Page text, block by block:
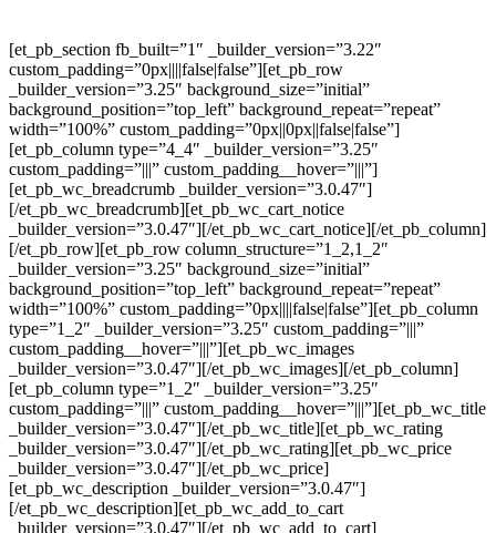
[et_pb_section fb_built=”1″ _builder_version=”3.22″
custom_padding=”0px||||false|false”][et_pb_row
_builder_version=”3.25″ background_size=”initial”
background_position=”top_left” background_repeat=”repeat”
width=”100%” custom_padding=”0px||0px||false|false”]
[et_pb_column type=”4_4″ _builder_version=”3.25″
custom_padding=”|||” custom_padding__hover=”|||”]
[et_pb_wc_breadcrumb _builder_version=”3.0.47″]
[/et_pb_wc_breadcrumb][et_pb_wc_cart_notice
_builder_version=”3.0.47″][/et_pb_wc_cart_notice][/et_pb_column]
[/et_pb_row][et_pb_row column_structure=”1_2,1_2″
_builder_version=”3.25″ background_size=”initial”
background_position=”top_left” background_repeat=”repeat”
width=”100%” custom_padding=”0px||||false|false”][et_pb_column
type=”1_2″ _builder_version=”3.25″ custom_padding=”|||”
custom_padding__hover=”|||”][et_pb_wc_images
_builder_version=”3.0.47″][/et_pb_wc_images][/et_pb_column]
[et_pb_column type=”1_2″ _builder_version=”3.25″
custom_padding=”|||” custom_padding__hover=”|||”][et_pb_wc_title
_builder_version=”3.0.47″][/et_pb_wc_title][et_pb_wc_rating
_builder_version=”3.0.47″][/et_pb_wc_rating][et_pb_wc_price
_builder_version=”3.0.47″][/et_pb_wc_price]
[et_pb_wc_description _builder_version=”3.0.47″]
[/et_pb_wc_description][et_pb_wc_add_to_cart
_builder_version=”3.0.47″][/et_pb_wc_add_to_cart]